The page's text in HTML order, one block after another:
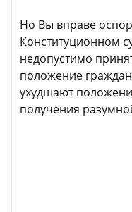
Но Вы вправе
Конституционном
недопустимо
положение
ухудшают
получения